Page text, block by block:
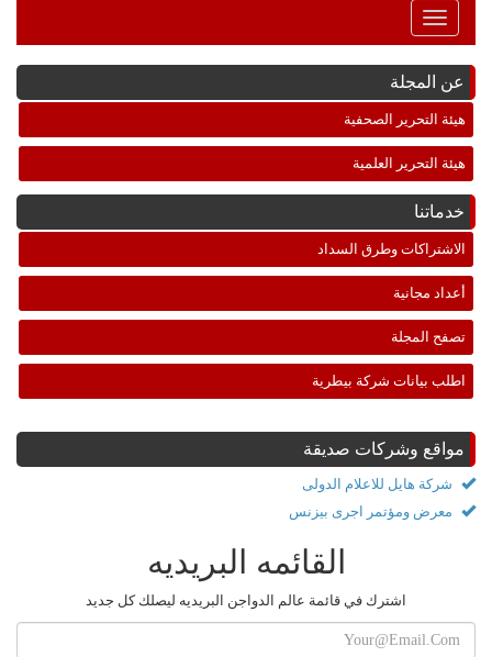
Toggle
Navigation
عن المجلة
هيئة التحرير الصحفية
هيئة التحرير العلمية
خدماتنا
الاشتراكات وطرق السداد
أعداد مجانية
تصفح المجلة
اطلب بيانات شركة بيطرية
مواقع وشركات صديقة
شركة هايل للاعلام الدولى
معرض ومؤتمر اجرى بيزنس
القائمه البريديه
اشترك في قائمة عالم الدواجن البريديه ليصلك كل جديد